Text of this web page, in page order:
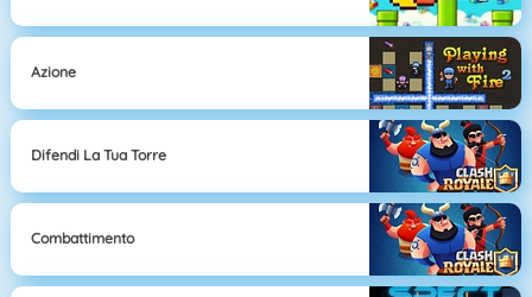
Azione
Difendi La Tua Torre
Combattimento